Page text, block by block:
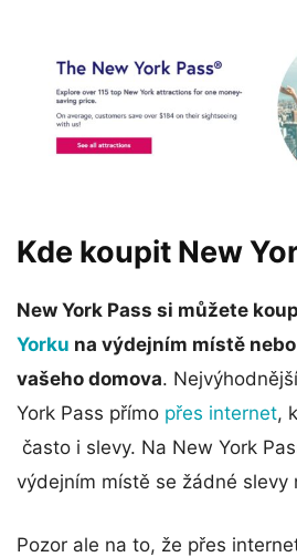
Kde koupit New
New York Pass si můžete
Yorku na výdejním místě
vašeho domova.
York Pass přímo přes internet,
často i slevy. Na New York
výdejním místě se žádné slevy
Pozor ale na to, že přes